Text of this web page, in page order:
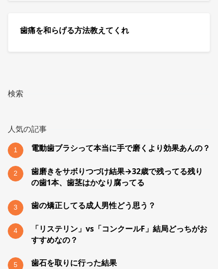
歯痛を和らげる方法教えてくれ
検索
人気の記事
1 電動歯ブラシって本当に手で磨くより効果あんの？
2
歯磨きをサボりつづけ結果→32歳で残ってる残り
の歯1本、歯茎はかなり腐ってる
3 歯の矯正してる成人男性どう思う？
4
「リステリン」vs「コンクールF」結局どっちがお
すすめなの？
5 歯石を取りに行った結果